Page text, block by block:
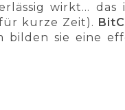
wirkt… das
kurze Zeit).
bilden sie eine